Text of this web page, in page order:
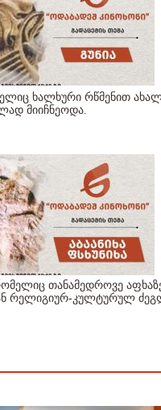
ხალხური რწმენით
მიიჩნეოდა.
თანამედროვე
რელიგიურ-კულტურულ